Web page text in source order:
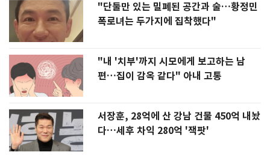
"단둘만 있는 밀폐된 공간과 술…황정민
폭로녀는 두가지에 집착했다"
"내 '치부'까지 시모에게 보고하는 남
편…집이 감옥 같다" 아내 고통
서장훈, 28억에 산 강남 건물 450억 내놨
다…세후 차익 280억 '잭팟'